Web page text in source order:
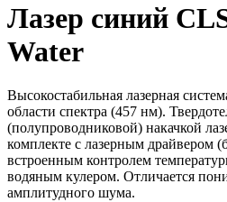
Лазер синий
Water
Высокостабильная лазерная
области спектра (457 нм).
(полупроводниковой) накачкой
комплекте с лазерным драйвером
встроенным контролем
водяным кулером. Отличается
амплитудного шума.